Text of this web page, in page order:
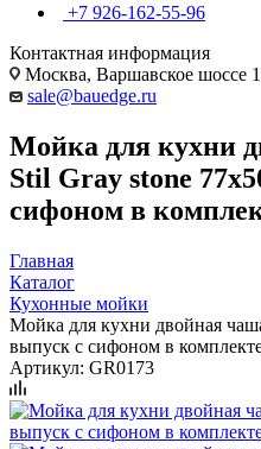
+7 926-162-55-96
Контактная информация
Москва, Варшавское шоссе
sale@bauedge.ru
Мойка для кухни
Stil Gray stone
сифоном в
Главная
Каталог
Кухонные мойки
Мойка для кухни двойная
выпуск с сифоном в
Артикул: GR0173